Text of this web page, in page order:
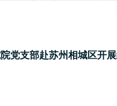
党支部赴苏州相城区开